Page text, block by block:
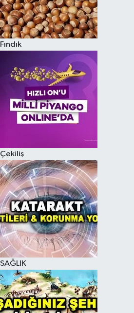
Fındık
Çekiliş
SAĞLIK